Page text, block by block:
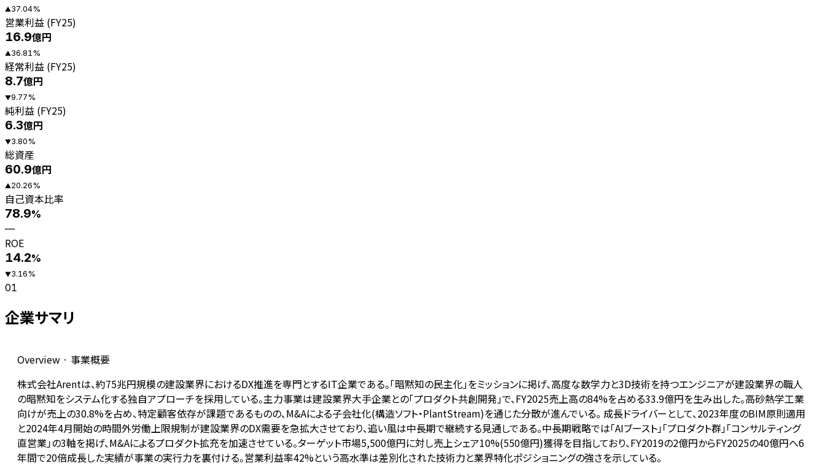
▲37.04%
営業利益 (FY25)
16.9億円
▲36.81 %
経常利益 (FY25)
8.7億円
▼9.77%
純利益 (FY25)
6.3億円
▼3.80%
総資産
60.9億円
▲20.26%
自己資本比率
78.9%
—
ROE
14.2%
▼3.16%
01
企業サマリ
Overview · 事業概要
株式会社Arentは、約75兆円規模の建設業界におけるDX推進を専門とするIT企業である。「暗黙知の民主化」をミッションに掲げ、高度な数学力と3D技術を持つエンジニアが建設業界の職人
の暗黙知をシステム化する独自アプローチを採用している。主力事業は建設業界大手企業との「プロダクト共創開発」で、FY2025売上高の84%を占める33.9億円を生み出した。高砂熱学工業
向けが売上の30.8%を占め、特定顧客依存が課題であるものの、M&Aによる子会社化(構造ソフト・PlantStream)を通じた分散が進んでいる。 成長ドライバーとして、2023年度のBIM原則適用
と2024年4月開始の時間外労働上限規制が建設業界のDX需要を急拡大させており、追い風は中長期で継続する見通しである。中長期戦略では「AIブースト」「プロダクト群」「コンサルティング
直営業」の3軸を掲げ、M&Aによるプロダクト拡充を加速させている。ターゲット市場5,500億円に対し売上シェア10%(550億円)獲得を目指しており、FY2019の2億円からFY2025の40億円へ6
年間で20倍成長した実績が事業の実行力を裏付ける。営業利益率42%という高水準は差別化された技術力と業界特化ポジショニングの強さを示している。